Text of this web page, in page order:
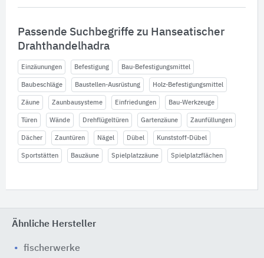
Passende Suchbegriffe zu Hanseatischer
Drahthandelhadra
Einzäunungen Befestigung Bau-Befestigungsmittel
Baubeschläge Baustellen-Ausrüstung Holz-Befestigungsmittel
Zäune Zaunbausysteme Einfriedungen Bau-Werkzeuge
Türen Wände Drehflügeltüren Gartenzäune Zaunfüllungen
Dächer Zauntüren Nägel Dübel Kunststoff-Dübel
Sportstätten Bauzäune Spielplatzzäune Spielplatzflächen
Ähnliche Hersteller
fischerwerke